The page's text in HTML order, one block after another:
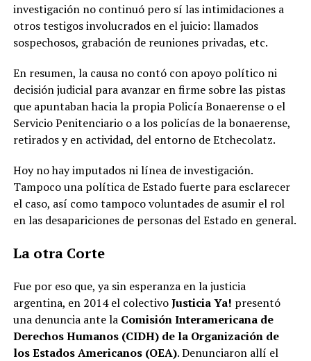
investigación no continuó pero sí las intimidaciones a
otros testigos involucrados en el juicio: llamados
sospechosos, grabación de reuniones privadas, etc.
En resumen, la causa no contó con apoyo político ni
decisión judicial para avanzar en firme sobre las pistas
que apuntaban hacia la propia Policía Bonaerense o el
Servicio Penitenciario o a los policías de la bonaerense,
retirados y en actividad, del entorno de Etchecolatz.
Hoy no hay imputados ni línea de investigación.
Tampoco una política de Estado fuerte para esclarecer
el caso, así como tampoco voluntades de asumir el rol
en las desapariciones de personas del Estado en general.
La otra Corte
Fue por eso que, ya sin esperanza en la justicia
argentina, en 2014 el colectivoJusticia Ya! presentó
una denuncia ante la Comisión Interamericana de
Derechos Humanos (CIDH) de la Organización de
los Estados Americanos (OEA). Denunciaron allí el